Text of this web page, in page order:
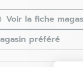
Voir la fiche
préféré